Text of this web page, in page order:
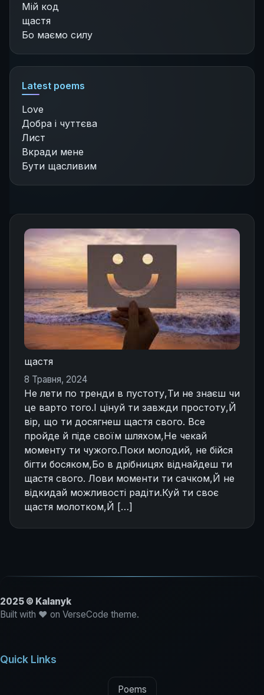
Мій код
щастя
Бо маємо силу
Latest poems
Love
Добра і чуттєва
Лист
Вкради мене
Бути щасливим
щастя
8 Травня, 2024
Не лети по тренди в пустоту,Ти не знаєш чи
це варто того.І цінуй ти завжди простоту,Й
вір, що ти досягнеш щастя свого. Все
пройде й піде своїм шляхом,Не чекай
моменту ти чужого.Поки молодий, не бійся
бігти босяком,Бо в дрібницях віднайдеш ти
щастя свого. Лови моменти ти сачком,Й не
відкидай можливості радіти.Куй ти своє
щастя молотком,Й […]
2025 © Kalanyk
Built with ♥ on VerseCode theme.
Quick Links
Poems